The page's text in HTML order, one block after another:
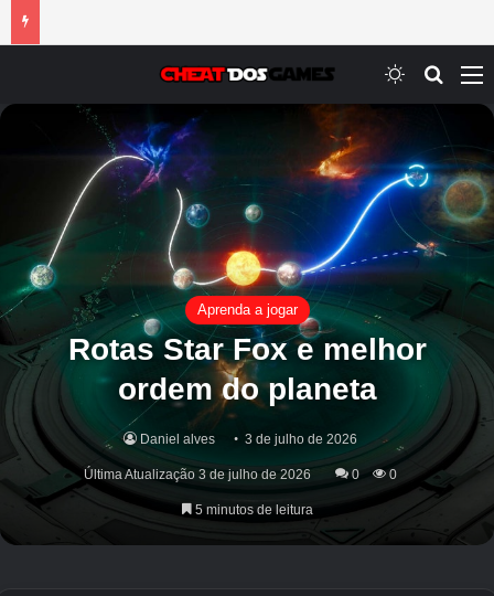
Switch skin
Aprenda a jogar
Rotas Star Fox e melhor
ordem do planeta
Daniel alves 3 de julho de 2026
Última Atualização 3 de julho de 2026 0 0
5 minutos de leitura